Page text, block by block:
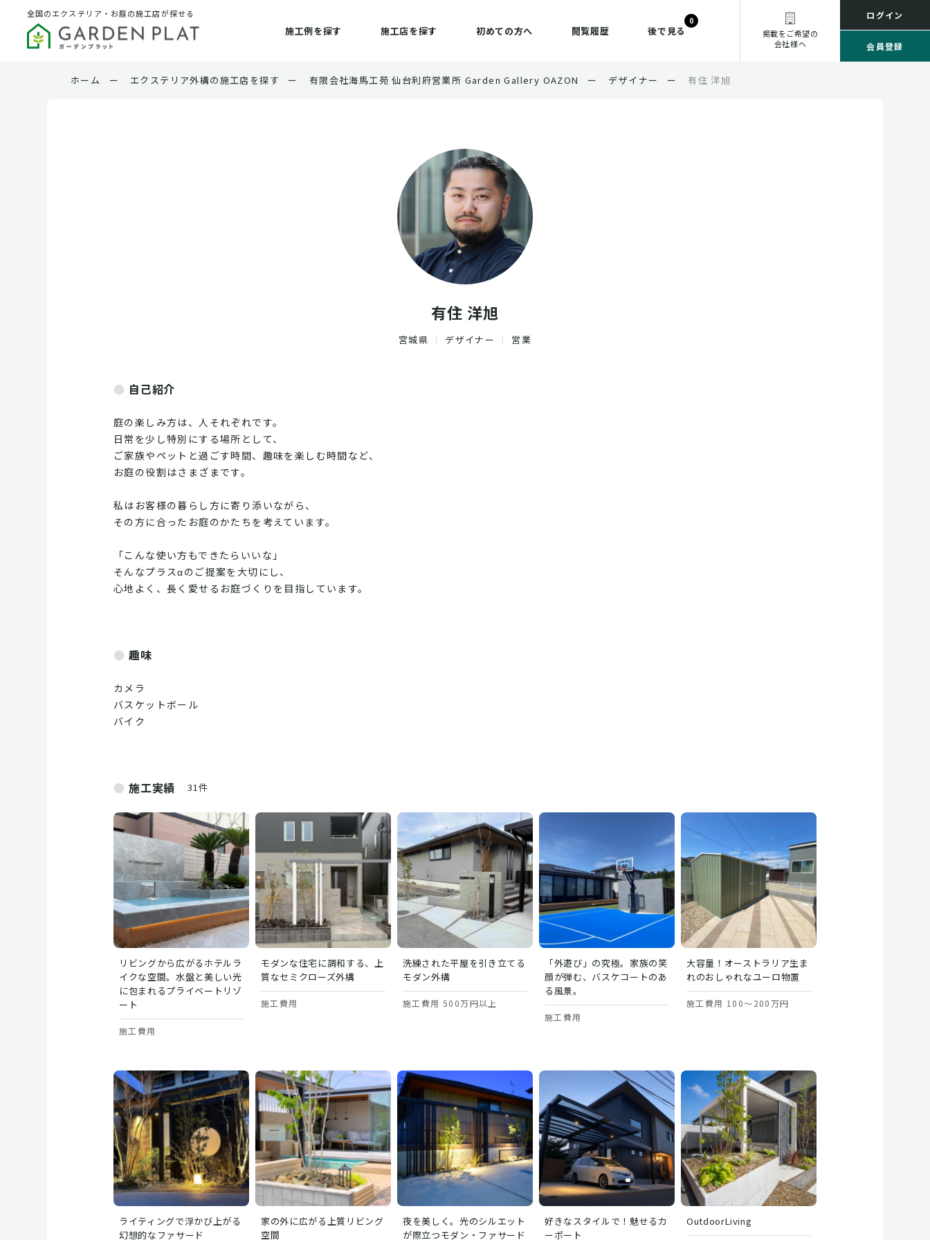
全国のエクステリア・お庭の施工店が探せる
施工例を探す 施工店を探す 初めての方へ 閲覧履歴 後で見る
0
掲載をご希望の
会社様へ
ログイン
会員登録
ホーム ー エクステリア外構の施工店を探す ー 有限会社海馬工苑 仙台利府営業所 Garden Gallery OAZON ー デザイナー ー 有住 洋旭
有住 洋旭
宮城県 デザイナー 営業
自己紹介
庭の楽しみ方は、人それぞれです。
日常を少し特別にする場所として、
ご家族やペットと過ごす時間、趣味を楽しむ時間など、
お庭の役割はさまざまです。
私はお客様の暮らし方に寄り添いながら、
その方に合ったお庭のかたちを考えています。
「こんな使い方もできたらいいな」
そんなプラスαのご提案を大切にし、
心地よく、長く愛せるお庭づくりを目指しています。
趣味
カメラ
バスケットボール
バイク
施工実績 31件
リビングから広がるホテルラ
イクな空間。水盤と美しい光
に包まれるプライベートリゾ
ート
施工費用
モダンな住宅に調和する、上
質なセミクローズ外構
施工費用
洗練された平屋を引き立てる
モダン外構
施工費用 500万円以上
「外遊び」の究極。家族の笑
顔が弾む、バスケコートのあ
る風景。
施工費用
大容量！オーストラリア生ま
れのおしゃれなユーロ物置
施工費用 100～200万円
ライティングで浮かび上がる
幻想的なファサード
家の外に広がる上質リビング
空間
夜を美しく。光のシルエット
が際立つモダン・ファサード
好きなスタイルで！魅せるカ
ーポート
OutdoorLiving